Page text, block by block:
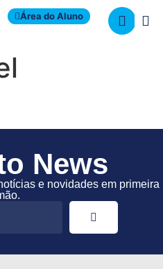
Área do Aluno
News
e novidades em primeira